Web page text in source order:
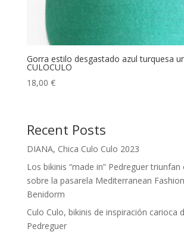
Gorra estilo desgastado azul turquesa
CULOCULO
18,00 €
Recent Posts
DIANA, Chica Culo Culo 2023
Los bikinis “made in” Pedreguer
sobre la pasarela Mediterranean
Benidorm
Culo Culo, bikinis de inspiración carioca
Pedreguer